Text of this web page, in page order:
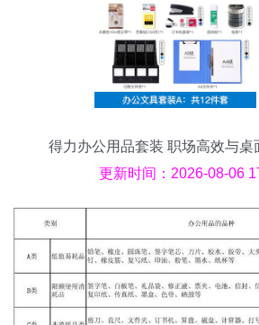
得力办公用品套装 职场高效与桌
更新时间：2026-08-06